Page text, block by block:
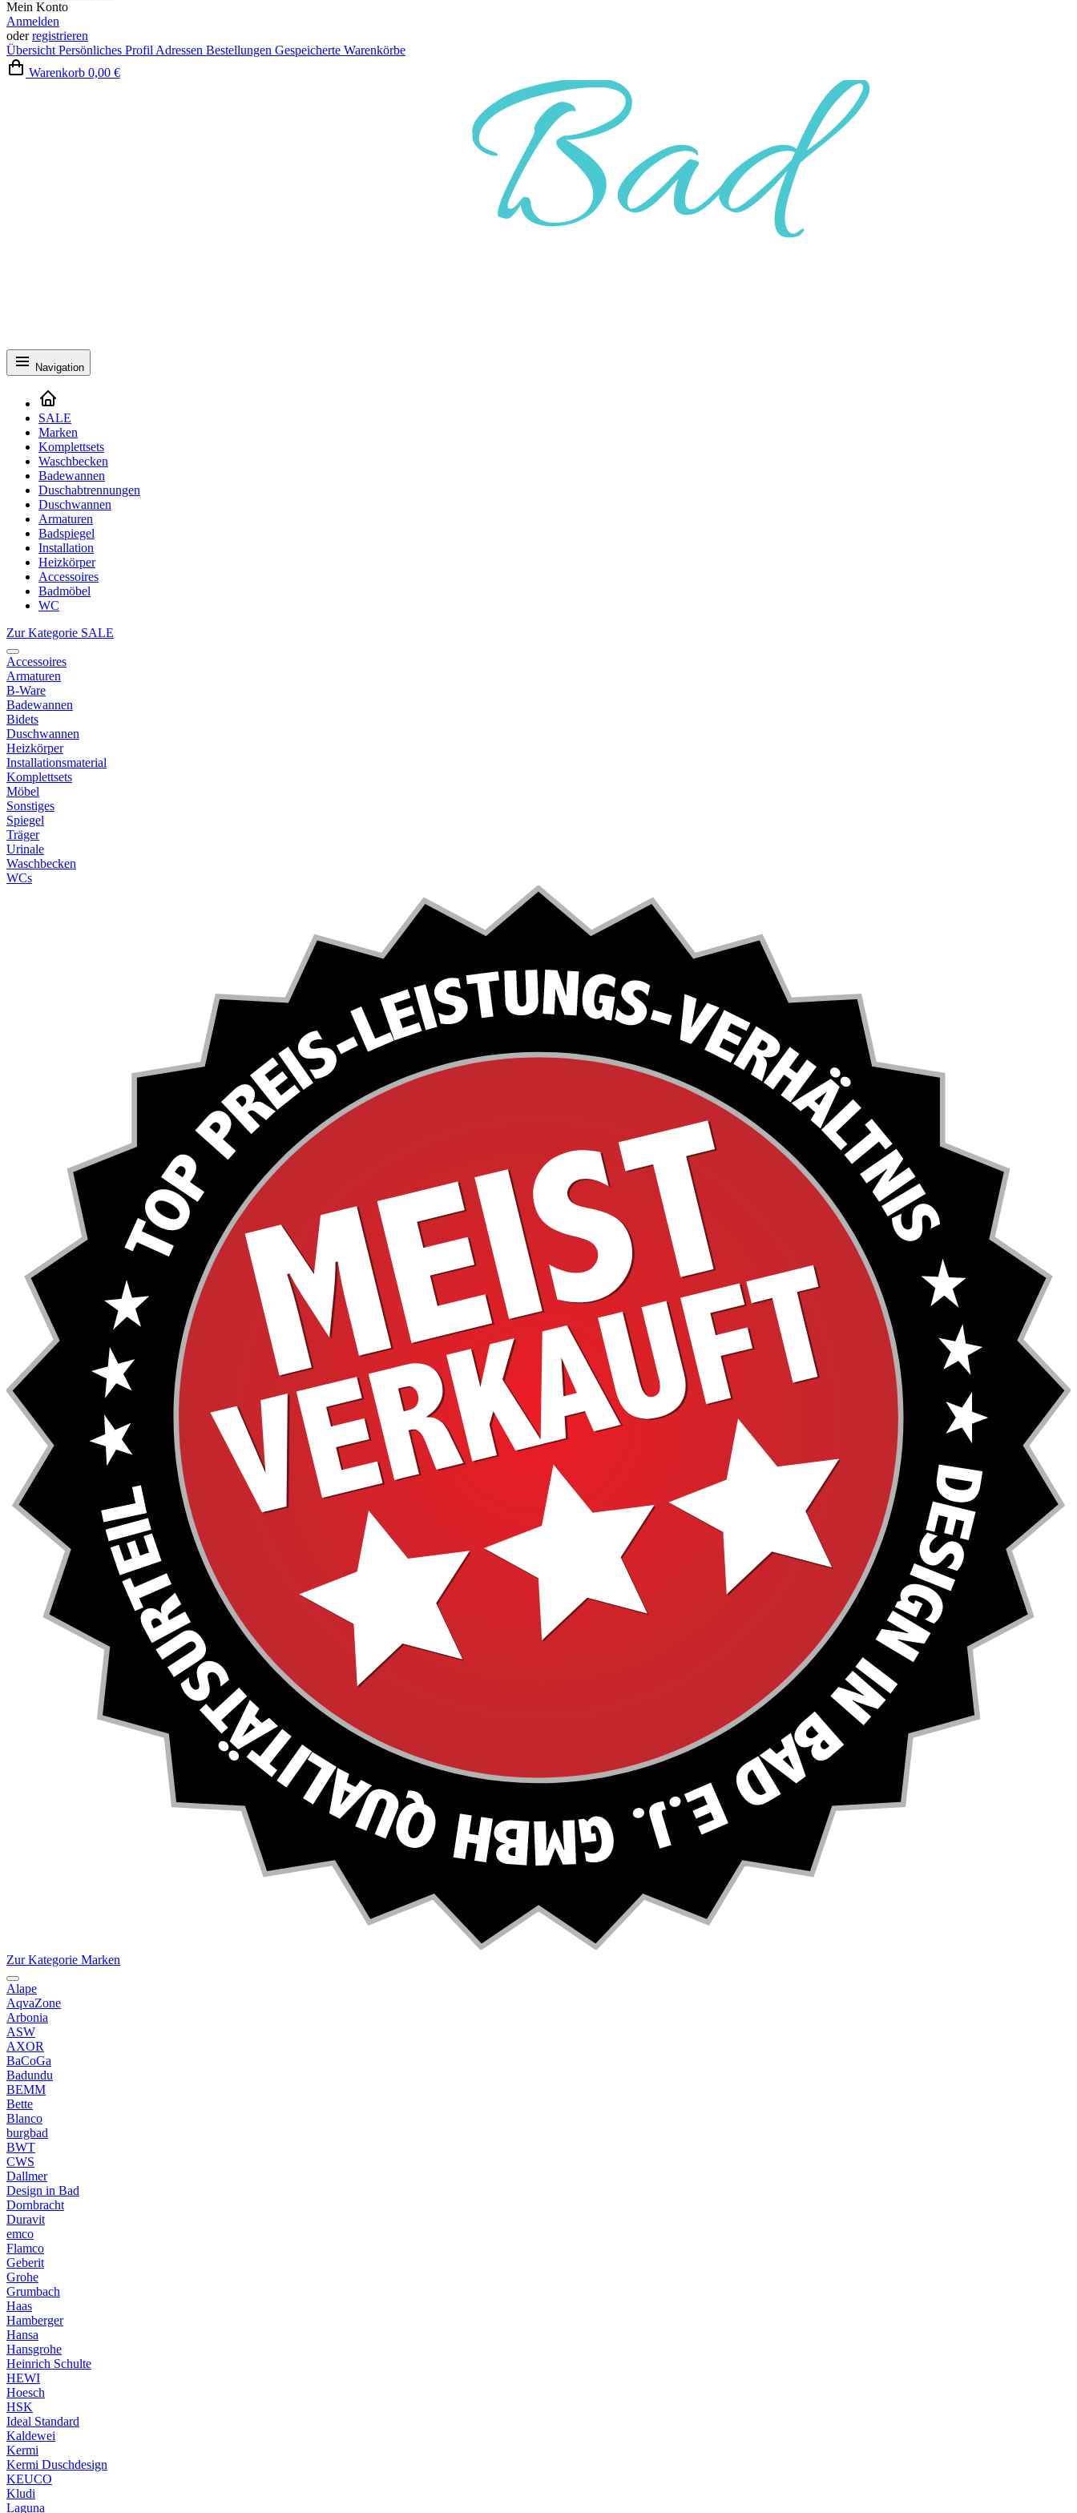
Mein Konto
Anmelden
oderregistrieren
Übersicht Persönliches Profil Adressen Bestellungen Gespeicherte Warenkörbe
Warenkorb 0,00 €
Navigation
SALE
Marken
Komplettsets
Waschbecken
Badewannen
Duschabtrennungen
Duschwannen
Armaturen
Badspiegel
Installation
Heizkörper
Accessoires
Badmöbel
WC
Zur Kategorie SALE
Accessoires
Armaturen
B-Ware
Badewannen
Bidets
Duschwannen
Heizkörper
Installationsmaterial
Komplettsets
Möbel
Sonstiges
Spiegel
Träger
Urinale
Waschbecken
WCs
Zur Kategorie Marken
Alape
AqvaZone
Arbonia
ASW
AXOR
BaCoGa
Badundu
BEMM
Bette
Blanco
burgbad
BWT
CWS
Dallmer
Design in Bad
Dornbracht
Duravit
emco
Flamco
Geberit
Grohe
Grumbach
Haas
Hamberger
Hansa
Hansgrohe
Heinrich Schulte
HEWI
Hoesch
HSK
Ideal Standard
Kaldewei
Kermi
Kermi Duschdesign
KEUCO
Kludi
Laguna